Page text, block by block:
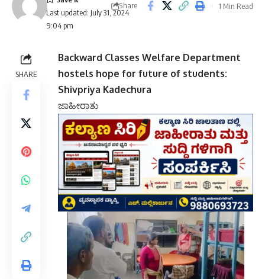
Last updated: July 31, 2024
9:04 pm
Share 1 Min Read
SHARE
Backward Classes Welfare Department
hostels hope for future of students:
Shivpriya Kadechura
ಜಾಹೀರಾತು